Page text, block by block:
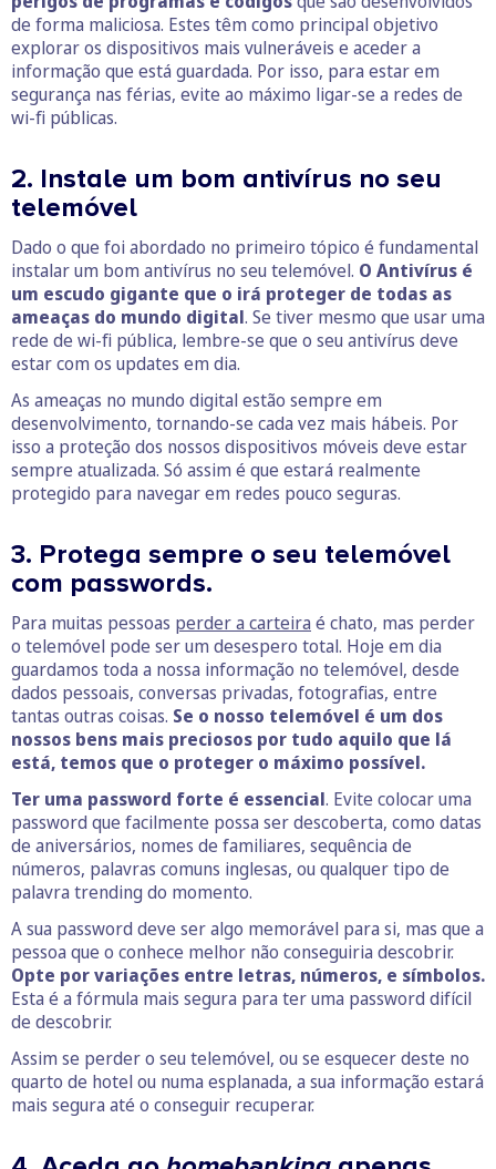
de forma maliciosa. Estes têm como principal objetivo
explorar os dispositivos mais vulneráveis e aceder a
informação que está guardada. Por isso, para estar em
segurança nas férias, evite ao máximo ligar-se a redes de
wi-fi públicas.
2. Instale um bom antivírus no seu
telemóvel
Dado o que foi abordado no primeiro tópico é fundamental
instalar um bom antivírus no seu telemóvel. O Antivírus é
um escudo gigante que o irá proteger de todas as
ameaças do mundo digital. Se tiver mesmo que usar uma
rede de wi-fi pública, lembre-se que o seu antivírus deve
estar com os updates em dia.
As ameaças no mundo digital estão sempre em
desenvolvimento, tornando-se cada vez mais hábeis. Por
isso a proteção dos nossos dispositivos móveis deve estar
sempre atualizada. Só assim é que estará realmente
protegido para navegar em redes pouco seguras.
3. Protega sempre o seu telemóvel
com passwords.
Para muitas pessoas perder a carteira é chato, mas perder
o telemóvel pode ser um desespero total. Hoje em dia
guardamos toda a nossa informação no telemóvel, desde
dados pessoais, conversas privadas, fotografias, entre
tantas outras coisas. Se o nosso telemóvel é um dos
nossos bens mais preciosos por tudo aquilo que lá
está, temos que o proteger o máximo possível.
Ter uma password forte é essencial. Evite colocar uma
password que facilmente possa ser descoberta, como datas
de aniversários, nomes de familiares, sequência de
números, palavras comuns inglesas, ou qualquer tipo de
palavra trending do momento.
A sua password deve ser algo memorável para si, mas que a
pessoa que o conhece melhor não conseguiria descobrir.
Opte por variações entre letras, números, e símbolos.
Esta é a fórmula mais segura para ter uma password difícil
de descobrir.
Assim se perder o seu telemóvel, ou se esquecer deste no
quarto de hotel ou numa esplanada, a sua informação estará
mais segura até o conseguir recuperar.